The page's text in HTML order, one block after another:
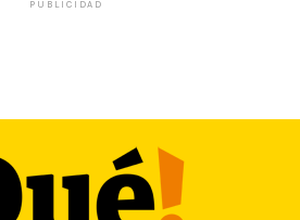
PUBLICIDAD